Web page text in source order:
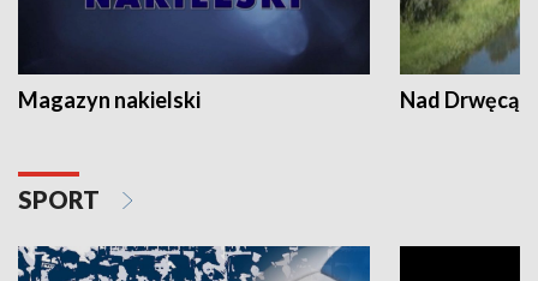
Magazyn nakielski Nad Drwęcą
SPORT